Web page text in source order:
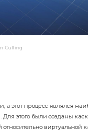
Culling
этот процесс являлся
этого были созданы
виртуальной